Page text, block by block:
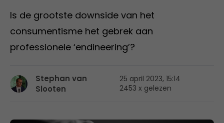
Is de grootste downside van het
consumentisme het gebrek aan
professionele ‘endineering’?
Stephan van
Slooten
25 april 2023, 15:14
2453 x gelezen